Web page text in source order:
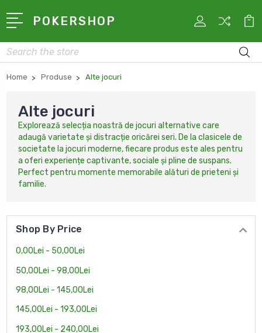
POKERSHOP
Search
Home Produse Alte jocuri
Alte jocuri
Explorează selecția noastră de jocuri alternative care
adaugă varietate și distracție oricărei seri. De la clasicele de
societate la jocuri moderne, fiecare produs este ales pentru
a oferi experiențe captivante, sociale și pline de suspans.
Perfect pentru momente memorabile alături de prieteni și
familie.
Shop By Price
0,00Lei - 50,00Lei
50,00Lei - 98,00Lei
98,00Lei - 145,00Lei
145,00Lei - 193,00Lei
193,00Lei - 240,00Lei